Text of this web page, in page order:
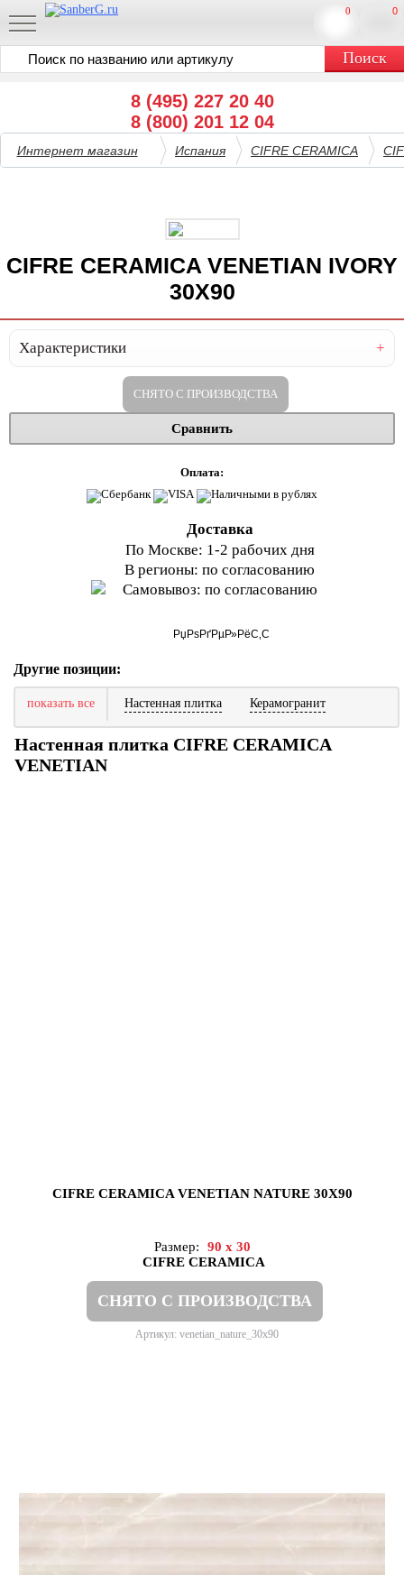
8 (495) 227 20 40
8 (800) 201 12 04
0
0
Интернет магазин Испания CIFRE CERAMICA
CIFRE CERAMICA VENETIAN IVORY
30X90
Характеристики
СНЯТО С ПРОИЗВОДСТВА
Сравнить
Оплата:
Доставка
По Москве: 1-2 рабочих дня
В регионы: по согласованию
Самовывоз: по согласованию
Другие позиции:
показать все Настенная плитка Керамогранит
Настенная плитка CIFRE CERAMICA
VENETIAN
CIFRE CERAMICA VENETIAN NATURE 30X90
Размер:
90 x 30
CIFRE CERAMICA
СНЯТО С ПРОИЗВОДСТВА
Артикул: venetian_nature_30x90